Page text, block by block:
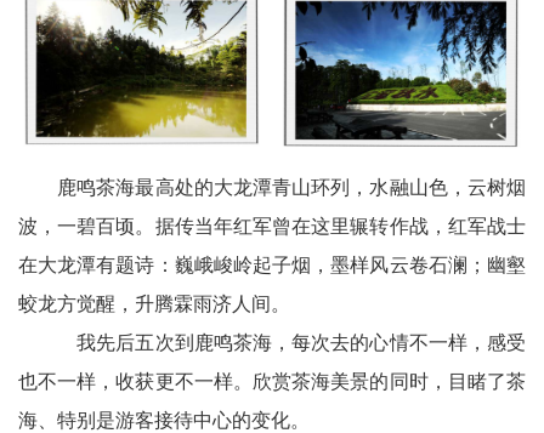
生
播
报
播
议
鹿鸣茶海最高处的大龙潭青山环列，水融山色，云树烟
波，一碧百顷。据传当年红军曾在这里辗转作战，红军战士
在大龙潭有题诗：巍峨峻岭起子烟，墨样风云卷石澜；幽壑
蛟龙方觉醒，升腾霖雨济人间。
我先后五次到鹿鸣茶海，每次去的心情不一样，感受
也不一样，收获更不一样。欣赏茶海美景的同时，目睹了茶
海、特别是游客接待中心的变化。